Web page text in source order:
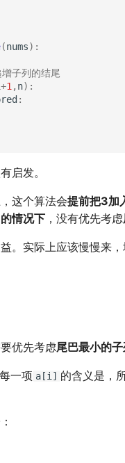
(nums):
子列的结尾
+1 , n):
:
启发。
这个算法会提前把3加
情况下 ，没有优先考虑
。实际上应该慢慢来
优先考虑尾巴最小的子
一项 a[i] 的含义是，